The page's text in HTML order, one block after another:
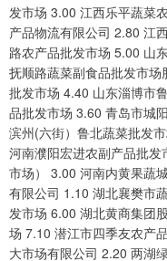
发市场 3.00 江西乐平蔬菜
产品物流有限公司 2.80 江
路农产品批发市场 5.00 山
抚顺路蔬菜副食品批发市
批发市场 4.40 山东淄博市
品批发市场 3.60 青岛市城
滨州(六街）鲁北蔬菜批发
河南濮阳宏进农副产品批
市场） 3.00 河南内黄果蔬
有限公司 1.10 湖北襄樊市
发市场 6.00 湖北黄商集团
场 7.10 潜江市四季友农产
大市场有限公司 2.20 两湖